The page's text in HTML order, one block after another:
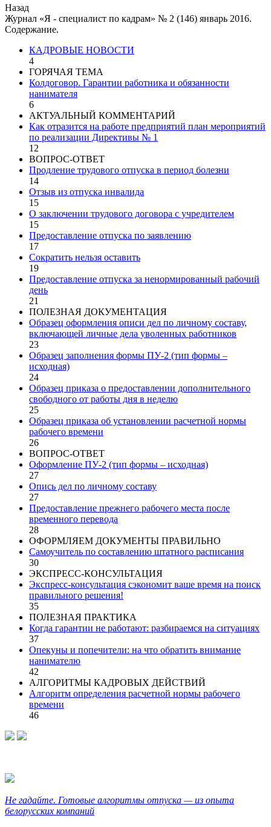
Назад
Журнал «Я - специалист по кадрам» № 2 (146) январь 2016.
Содержание.
КАДРОВЫЕ НОВОСТИ
4
ГОРЯЧАЯ ТЕМА
Колдоговор. Гарантии работника и обязанности
нанимателя
6
АКТУАЛЬНЫЙ КОММЕНТАРИЙ
Как отразится на работе предприятий план мероприятий
по реализации Директивы № 1
12
ВОПРОС-ОТВЕТ
Продление трудового отпуска в период болезни
14
Отзыв из отпуска инвалида
15
О заключении трудового договора с учредителем
15
Предоставление отпуска по заявлению
17
Сократить нельзя оставить
19
Предоставление отпуска за ненормированный рабочий
день
21
ПОЛЕЗНАЯ ДОКУМЕНТАЦИЯ
Образец оформления описи дел по личному составу,
включающей личные дела уволенных работников
23
Образец заполнения формы ПУ-2 (тип формы –
исходная)
24
Образец приказа о предоставлении дополнительного
свободного от работы дня в неделю
25
Образец приказа об установлении расчетной нормы
рабочего времени
26
ВОПРОС-ОТВЕТ
Оформление ПУ-2 (тип формы – исходная)
27
Опись дел по личному составу
27
Предоставление прежнего рабочего места после
временного перевода
28
ОФОРМЛЯЕМ ДОКУМЕНТЫ ПРАВИЛЬНО
Самоучитель по составлению штатного расписания
30
ЭКСПРЕСС-КОНСУЛЬТАЦИЯ
Экспресс-консультация сэкономит ваше время на поиск
правильного решения!
35
ПОЛЕЗНАЯ ПРАКТИКА
Когда гарантии не работают: разбираемся на ситуациях
37
Опекуны и попечители: на что обратить внимание
нанимателю
42
АЛГОРИТМЫ КАДРОВЫХ ДЕЙСТВИЙ
Алгоритм определения расчетной нормы рабочего
времени
46
Не гадайте. Готовые алгоритмы отпуска — из опыта
белорусских компаний